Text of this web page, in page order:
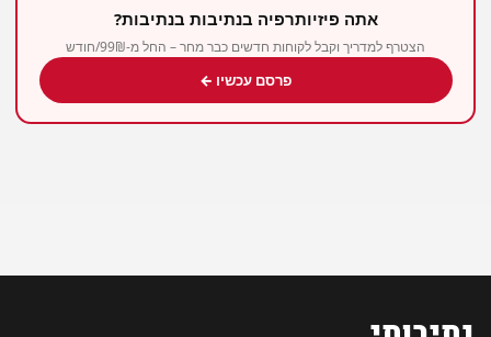
אתה פיזיותרפיה בנתיבות בנתיבות?
הצטרף למדריך וקבל לקוחות חדשים כבר מחר – החל מ-99₪/חודש
פרסם עכשיו ←